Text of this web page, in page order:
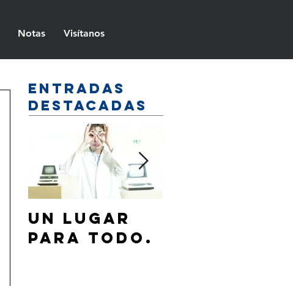
Notas Visítanos
Entradas
destacadas
Un lugar
para todo.